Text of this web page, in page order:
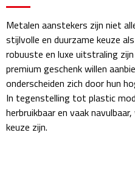
Zakelijke Tassen
Business trolleys
Documententassen
Kledingtassen
Giftcards
Wellness Giftsets
Metalen aanstekers zijn niet
stijlvolle en duurzame keuze
robuuste en luxe uitstraling
premium geschenk willen
onderscheiden zich door hun
In tegenstelling tot plastic
herbruikbaar en vaak
keuze zijn.